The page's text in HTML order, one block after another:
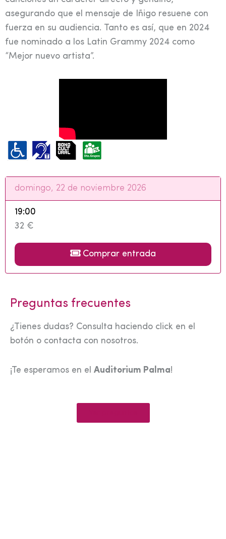
asegurando que el mensaje de Iñigo resuene con
fuerza en su audiencia. Tanto es así, que en 2024
fue nominado a los Latin Grammy 2024 como
“Mejor nuevo artista”.
domingo, 22 de noviembre 2026
19:00
32 €
Comprar entrada
Preguntas frecuentes
¿Tienes dudas? Consulta haciendo click en el
botón o contacta con nosotros.
¡Te esperamos en el Auditorium Palma!